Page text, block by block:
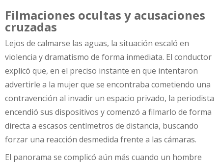
Filmaciones ocultas y acusaciones
cruzadas
Lejos de calmarse las aguas, la situación escaló en
violencia y dramatismo de forma inmediata. El conductor
explicó que, en el preciso instante en que intentaron
advertirle a la mujer que se encontraba cometiendo una
contravención al invadir un espacio privado, la periodista
encendió sus dispositivos y comenzó a filmarlo de forma
directa a escasos centímetros de distancia, buscando
forzar una reacción desmedida frente a las cámaras.
El panorama se complicó aún más cuando un hombre